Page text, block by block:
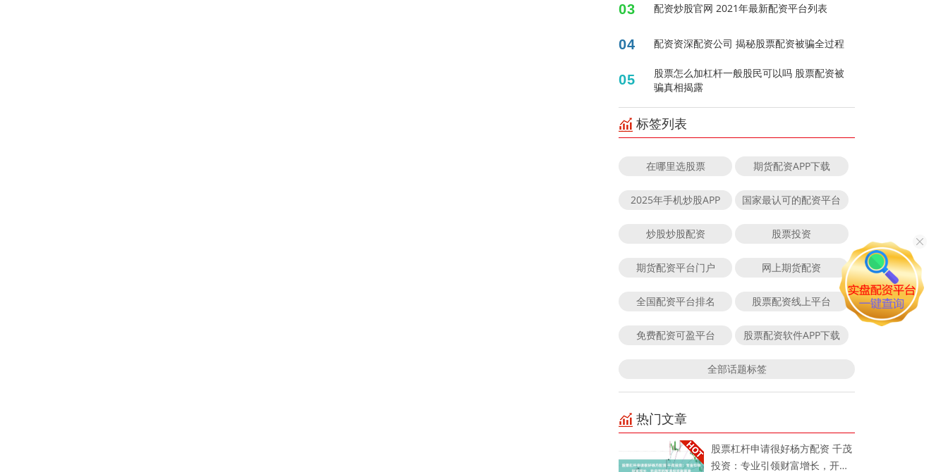
03 配资炒股官网 2021年最新配资平台列表
04 配资资深配资公司 揭秘股票配资被骗全过程
05
股票怎么加杠杆一般股民可以吗 股票配资被
骗真相揭露
标签列表
在哪里选股票 期货配资APP下载
2025年手机炒股APP 国家最认可的配资平台
炒股炒股配资 股票投资
期货配资平台门户 网上期货配资
全国配资平台排名 股票配资线上平台
免费配资可盈平台 股票配资软件APP下载
全部话题标签
热门文章
股票杠杆申请很好杨方配资 千茂
投资：专业引领财富增长，开启